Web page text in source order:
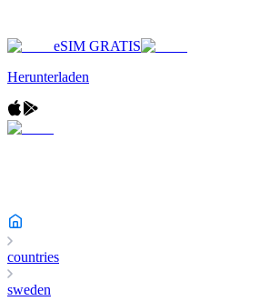
eSIM GRATIS
Herunterladen
countries
sweden